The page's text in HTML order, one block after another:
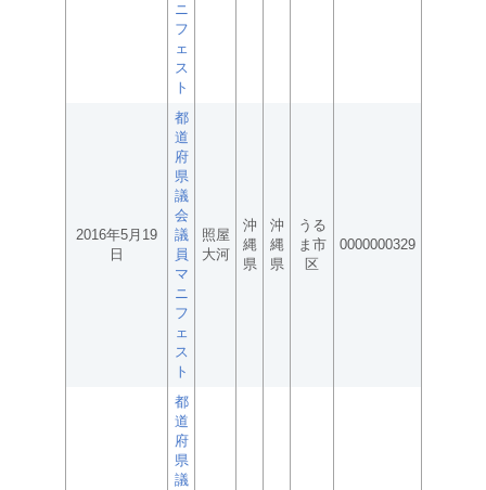
ニ
フ
ェ
ス
ト
2016年5月19
日
都
道
府
県
議
会
議
員
マ
ニ
フ
ェ
ス
ト
照屋
大河
沖
縄
県
沖
縄
県
うる
ま市
区
0000000329
都
道
府
県
議